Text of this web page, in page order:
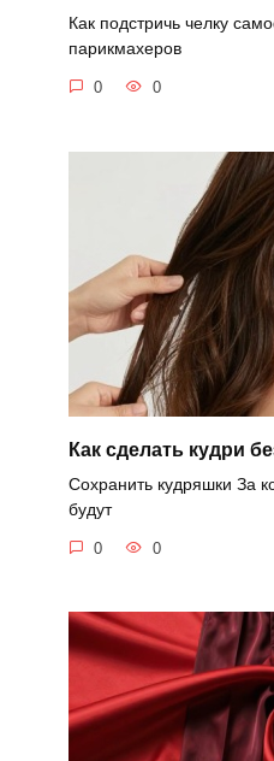
Как подстричь челку
парикмахеров
0 0
Как сделать кудри
Сохранить кудряшки За
будут
0 0